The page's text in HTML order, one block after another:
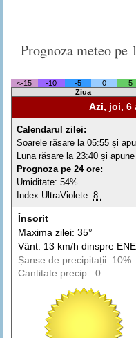
Prognoza meteo pe
<-15 -10 -5 0 5
Ziua
Azi, joi, 6
Calendarul zilei:
Soarele răsare la 05:55 și
Luna răsare la 23:40 și
Prognoza pe 24 ore:
Umiditate: 54%.
Index UltraViolete:8.
Însorit
Maxima zilei: 35°
Vânt: 13 km/h dinspreENE
Șanse de precipitații: 10%
Cantitate precip.: 0